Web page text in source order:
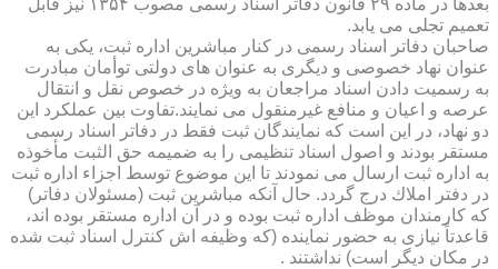
بعدها در ماده ۲۹ قانون دفاتر اسناد رسمی مصوب ۱۳۵۴ نیز قابل
تعمیم تجلی می یابد.
صاحبان دفاتر اسناد رسمی در كنار مباشرین اداره ثبت، یكی به
عنوان نهاد خصوصی و دیگری به عنوان های دولتی توأمان مبادرت
به رسمیت دادن اسناد مراجعان به ویژه در خصوص نقل و انتقال
عرصه و اعیان و منافع غیرمنقول می نمایند.تفاوت بین عملكرد این
دو نهاد، در این است كه نمایندگان ثبت فقط در دفاتر اسناد رسمی
مستقر بودند و اصول اسناد تنظیمی را به ضمیمه حق الثبت مأخوذه
به اداره ثبت ارسال می نمودند تا این موضوع توسط اجزاء اداره ثبت
در دفتر املاك درج گردد. حال آنكه مباشرین ثبت (مسئولان دفاتر)
كه كارمندان موظف اداره ثبت بوده و در آن اداره مستقر بوده اند،
قاعدتاً نیازی به حضور نماینده (كه وظیفه اش كنترل اسناد ثبت شده
در مكان دیگر است) نداشتند .